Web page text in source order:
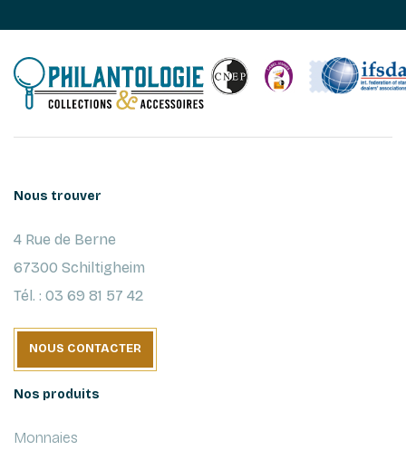
Nous trouver
4 Rue de Berne
67300 Schiltigheim
Tél. : 03 69 81 57 42
NOUS CONTACTER
Nos produits
Monnaies